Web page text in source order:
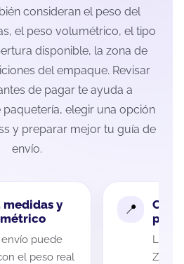
consideran el peso del
el peso volumétrico, el tipo
disponible, la zona de
del empaque. Revisar
de pagar te ayuda a
elegir una opción
y preparar mejor tu guía de
envío.
medidas y
puede
el peso real
La